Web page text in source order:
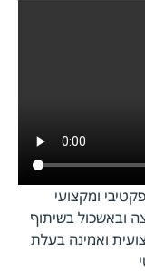
ומקצועי
ובאשכול בשיתוף
ואמינה בעלת